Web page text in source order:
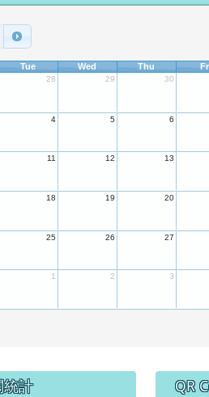
Tue Wed Thu
28 29 30
4 5 6
11 12 13
18 19 20
25 26 27
1 2 3
域內容
統計 下QR